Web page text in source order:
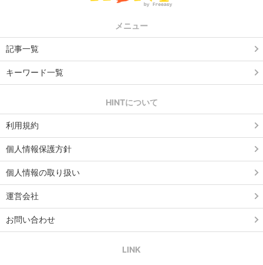
メニュー
記事一覧
キーワード一覧
HINTについて
利用規約
個人情報保護方針
個人情報の取り扱い
運営会社
お問い合わせ
LINK